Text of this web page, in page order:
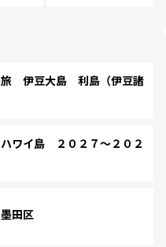
伊豆大島 利島（伊豆諸
ワイ島 ２０２７～２０２
田区